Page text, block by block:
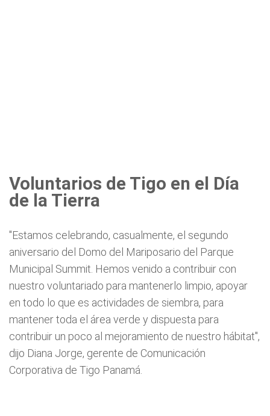
Voluntarios de Tigo en el Día
de la Tierra
"Estamos celebrando, casualmente, el segundo
aniversario del Domo del Mariposario del Parque
Municipal Summit. Hemos venido a contribuir con
nuestro voluntariado para mantenerlo limpio, apoyar
en todo lo que es actividades de siembra, para
mantener toda el área verde y dispuesta para
contribuir un poco al mejoramiento de nuestro hábitat",
dijo Diana Jorge, gerente de Comunicación
Corporativa de Tigo Panamá.